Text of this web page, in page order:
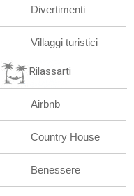
Divertimenti
Villaggi turistici
Rilassarti
Airbnb
Country House
Benessere